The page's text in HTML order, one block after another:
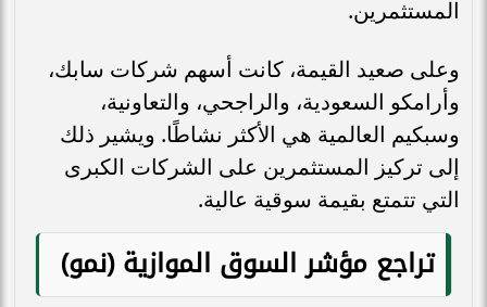
المستثمرين.
وعلى صعيد القيمة، كانت أسهم شركات سابك،
وأرامكو السعودية، والراجحي، والتعاونية،
وسبكيم العالمية هي الأكثر نشاطًا. ويشير ذلك
إلى تركيز المستثمرين على الشركات الكبرى
التي تتمتع بقيمة سوقية عالية.
تراجع مؤشر السوق الموازية (نمو)